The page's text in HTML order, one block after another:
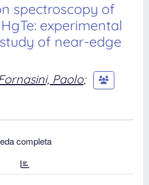
spectroscopy of
experimental
of near-edge
Paolo;
completa